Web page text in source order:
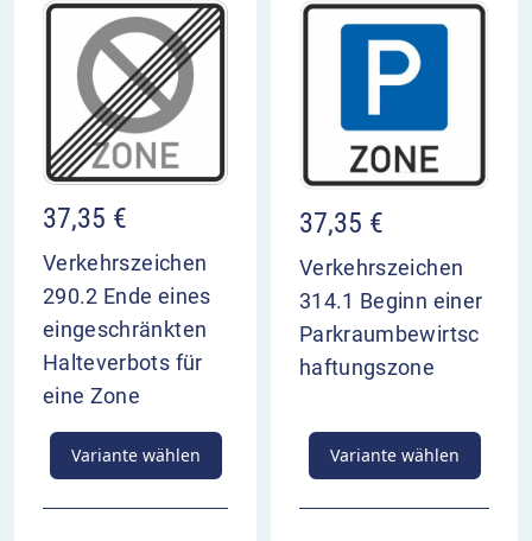
37,35 €
Verkehrszeichen
290.2 Ende eines
eingeschränkten
Halteverbots für
eine Zone
Variante wählen
37,35 €
Verkehrszeichen
314.1 Beginn einer
Parkraumbewirtsc
haftungszone
Variante wählen